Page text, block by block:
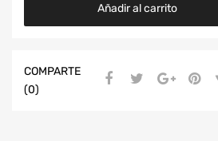
Añadir al carrito
COMPARTE
(0)